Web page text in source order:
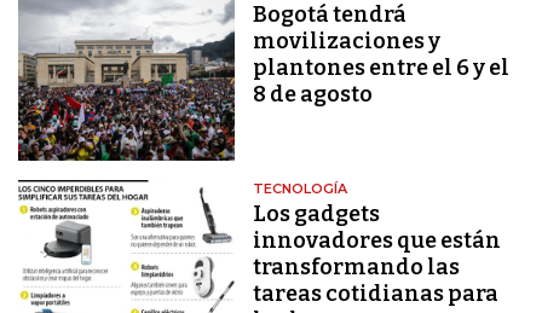
Bogotá tendrá
movilizaciones y
plantones entre el 6 y el
8 de agosto
TECNOLOGÍA
Los gadgets
innovadores que están
transformando las
tareas cotidianas para